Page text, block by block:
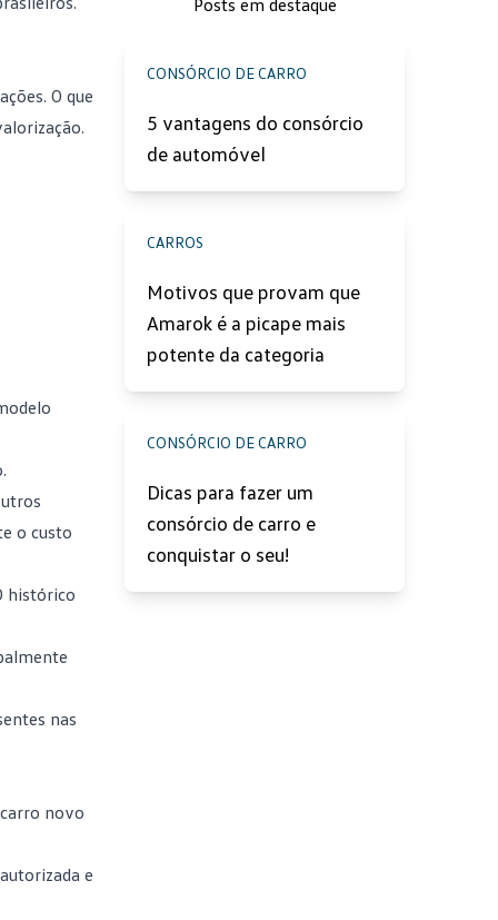
O que
o custo
histórico
nas
novo
e
Posts em destaque
CONSÓRCIO DE CARRO
5 vantagens do consórcio
de automóvel
CARROS
Motivos que provam que
Amarok é a picape mais
potente da categoria
CONSÓRCIO DE CARRO
Dicas para fazer um
consórcio de carro e
conquistar o seu!